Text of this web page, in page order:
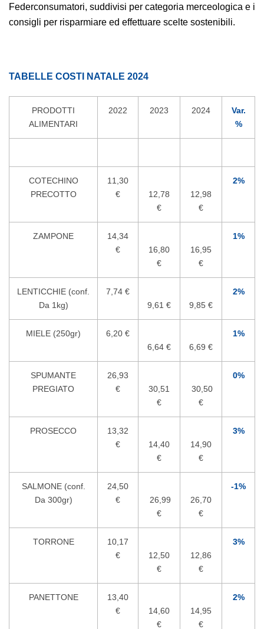
Federconsumatori, suddivisi per categoria merceologica e i
consigli per risparmiare ed effettuare scelte sostenibili.
TABELLE COSTI NATALE 2024
PRODOTTI
ALIMENTARI
2022 2023 2024
Var.
%
COTECHINO
PRECOTTO
11,30
€
12,78
€
12,98
€
2%
ZAMPONE
14,34
€
16,80
€
16,95
€
1%
LENTICCHIE (conf.
Da 1kg)
7,74 €
9,61 €
9,85 €
2%
MIELE (250gr)
6,20 €
6,64 €
6,69 €
1%
SPUMANTE
PREGIATO
26,93
€
30,51
€
30,50
€
0%
PROSECCO
13,32
€
14,40
€
14,90
€
3%
SALMONE (conf.
Da 300gr)
24,50
€
26,99
€
26,70
€
-1%
TORRONE
10,17
€
12,50
€
12,86
€
3%
PANETTONE
13,40
€
14,60
€
14,95
€
2%